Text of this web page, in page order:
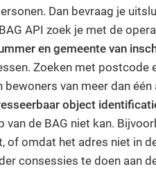
Dan bevraag je
API zoek je met de
en gemeente van
Zoeken met postcode
bewoners van meer dan
object
van de BAG niet kan.
of omdat het adres niet in
consessies te doen aan